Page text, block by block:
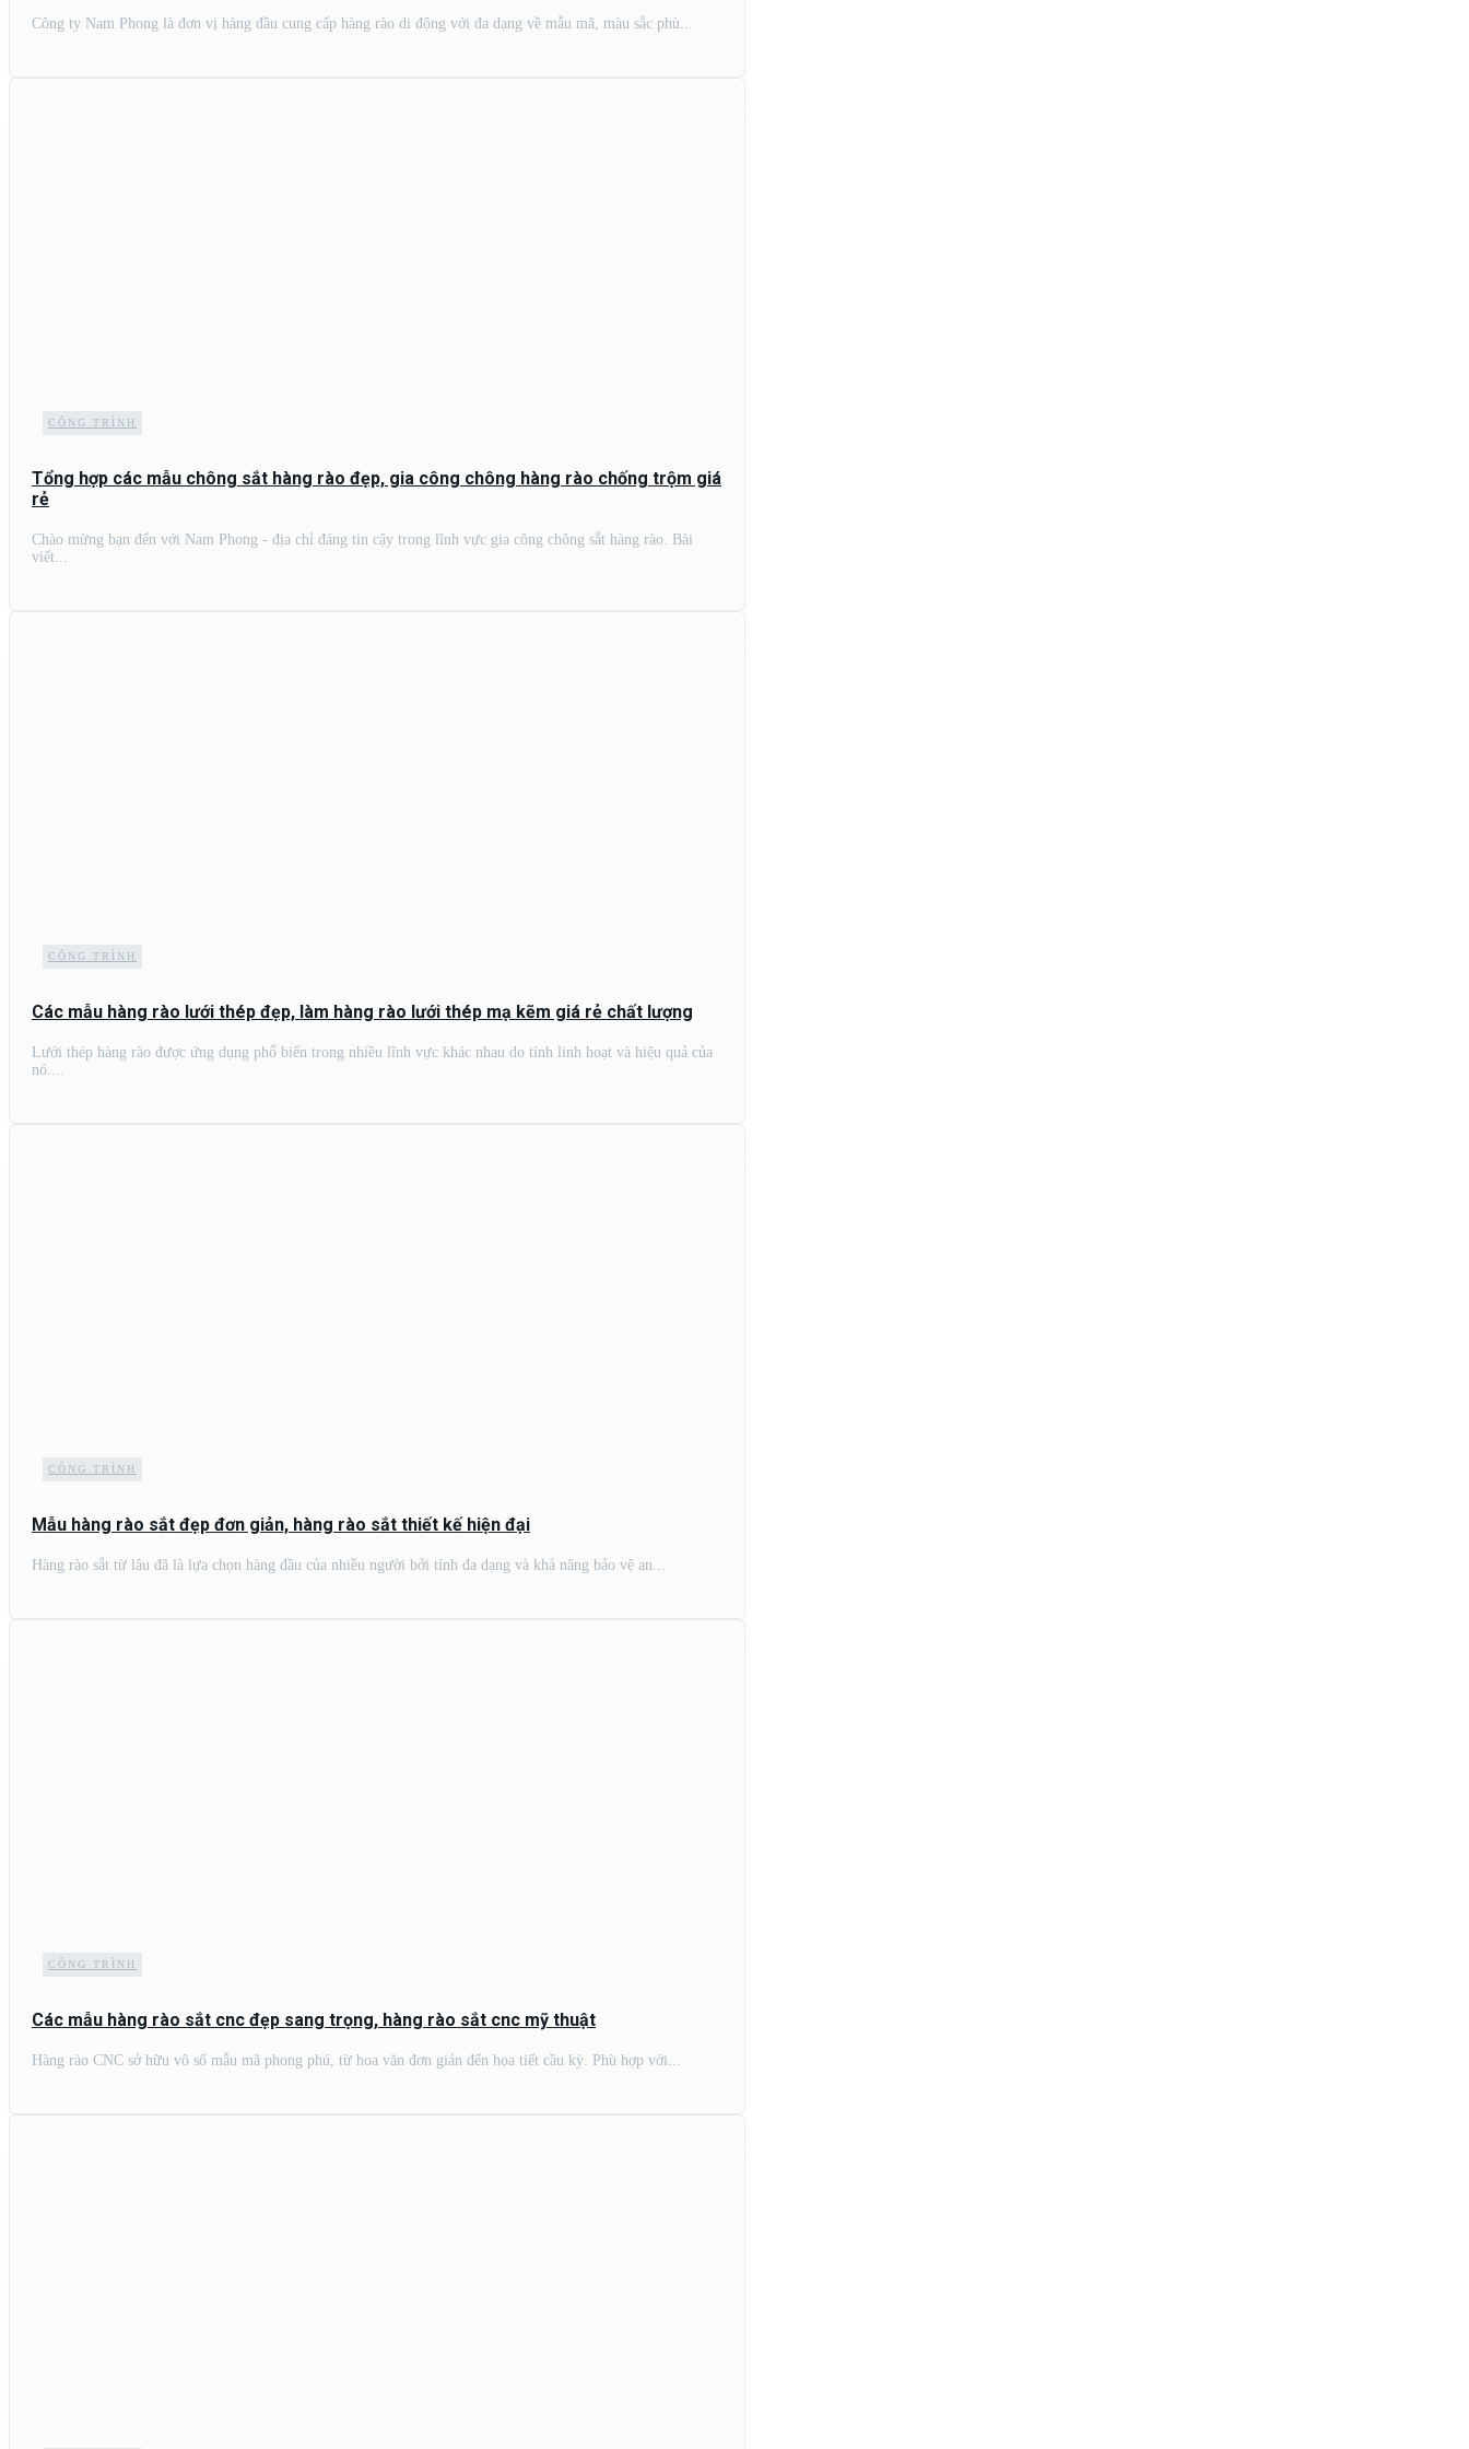
Công ty Nam Phong là đơn vị hàng đầu cung cấp hàng rào di động với đa dạng về mẫu mã, màu sắc phù...
CÔNG TRÌNH
Tổng hợp các mẫu chông sắt hàng rào đẹp, gia công chông hàng rào chống trộm giá
rẻ
Chào mừng bạn đến với Nam Phong - địa chỉ đáng tin cậy trong lĩnh vực gia công chông sắt hàng rào. Bài
viết...
CÔNG TRÌNH
Các mẫu hàng rào lưới thép đẹp, làm hàng rào lưới thép mạ kẽm giá rẻ chất lượng
Lưới thép hàng rào được ứng dụng phổ biến trong nhiều lĩnh vực khác nhau do tính linh hoạt và hiệu quả của
nó....
CÔNG TRÌNH
Mẫu hàng rào sắt đẹp đơn giản, hàng rào sắt thiết kế hiện đại
Hàng rào sắt từ lâu đã là lựa chọn hàng đầu của nhiều người bởi tính đa dạng và khả năng bảo vệ an...
CÔNG TRÌNH
Các mẫu hàng rào sắt cnc đẹp sang trọng, hàng rào sắt cnc mỹ thuật
Hàng rào CNC sở hữu vô số mẫu mã phong phú, từ hoa văn đơn giản đến họa tiết cầu kỳ. Phù hợp với...